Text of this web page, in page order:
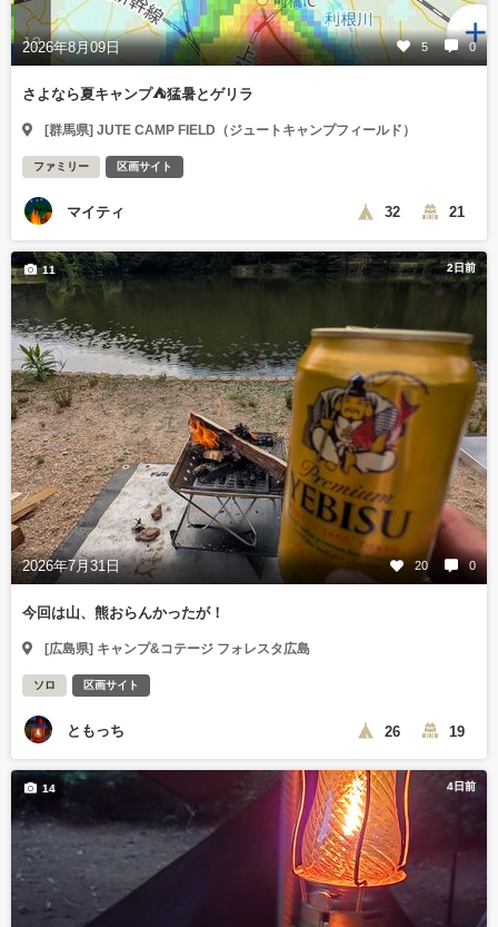
2026年8月09日 5 0
さよなら夏キャンプ⛺️猛暑とゲリラ
[群馬県] JUTE CAMP FIELD（ジュートキャンプフィールド）
ファミリー 区画サイト
マイティ 32 21
2日前
2026年7月31日 20 0
11
今回は山、熊おらんかったが！
[広島県] キャンプ&コテージ フォレスタ広島
ソロ 区画サイト
ともっち 26 19
4日前
14